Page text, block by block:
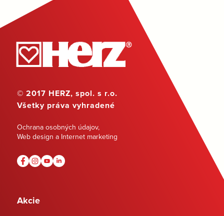
© 2017 HERZ, spol. s r.o.
Všetky práva vyhradené
Ochrana osobných údajov,
Web design a Internet marketing
Akcie